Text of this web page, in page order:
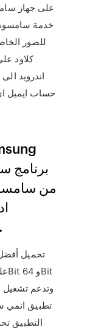
على جهاز
خدمة
للصور
كلاود
اندرويد
حساب ايميل
المحمول إلى جهاز الكمبيوتر.
وتدعم تشغيل